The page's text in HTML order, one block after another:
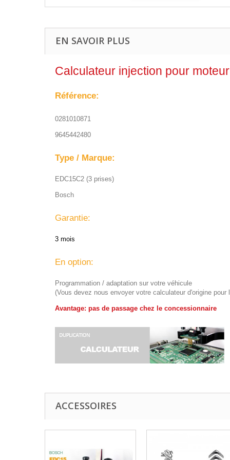
EN SAVOIR PLUS
Calculateur injection pour
Référence:
0281010871
9645442480
Type / Marque:
EDC15C2 (3 prises)
Bosch
Garantie:
3 mois
En option:
Programmation / adaptation sur votre véhicule
(Vous devez nous envoyer votre calculateur d'origine pour
Avantage: pas de passage chez le concessionnaire
ACCESSOIRES